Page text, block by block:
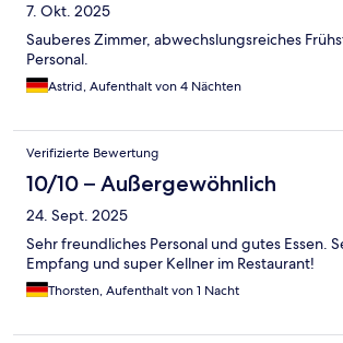
7. Okt. 2025
Sauberes Zimmer, abwechslungsreiches
Personal.
Astrid, Aufenthalt von 4 Nächten
Verifizierte Bewertung
10/10 – Außergewöhnlich
24. Sept. 2025
Sehr freundliches Personal und gutes Essen.
Empfang und super Kellner im Restaurant!
Thorsten, Aufenthalt von 1 Nacht